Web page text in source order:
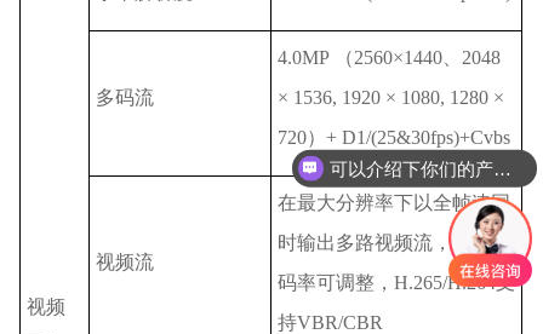
视频
多码流
4.0MP （2560×1440、2048
× 1536, 1920 × 1080, 1280 ×
720）+ D1/(25&30fps)+Cvbs
视频流
在最大分辨率下以全帧速同
时输出多路视频流，帧速和
码率可调整，H.265/H.264支
持VBR/CBR
可以介绍下你们的产品么